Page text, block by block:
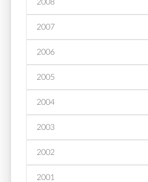
2008
2007
2006
2005
2004
2003
2002
2001